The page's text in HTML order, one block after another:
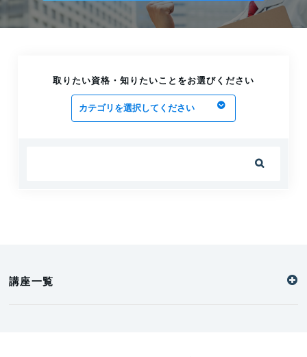
取りたい資格・知りたいことをお選びください

講座一覧